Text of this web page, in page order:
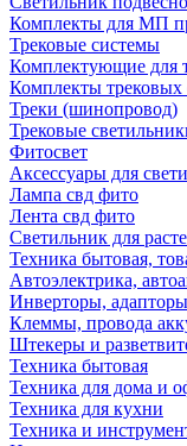
Комплекты для МП
Трековые системы
Комплектующие для
Комплекты трековых
Треки (шинопровод)
Трековые
Фитосвет
Аксессуары для
Лампа свд фито
Лента свд фито
Светильник для
Техника бытовая,
Автоэлектрика,
Инверторы, адапторы
Клеммы, провода
Штекеры и
Техника бытовая
Техника для дома и
Техника для кухни
Техника и